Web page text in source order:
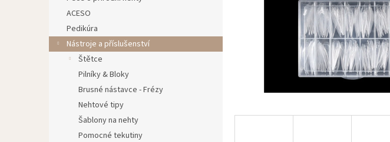
l
ACESO
Pedikúra
Nástroje a příslušenství
Štětce
Pilníky & Bloky
Brusné nástavce - Frézy
Nehtové tipy
Šablony na nehty
Pomocné tekutiny